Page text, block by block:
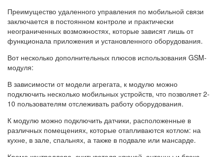
Преимущество удаленного управления по мобильной связи
заключается в постоянном контроле и практически
неограниченных возможностях, которые зависят лишь от
функционала приложения и установленного оборудования.
Вот несколько дополнительных плюсов использования GSM-
модуля:
В зависимости от модели агрегата, к модулю можно
подключить несколько мобильных устройств, что позволяет 2-
10 пользователям отслеживать работу оборудования.
К модулю можно подключить датчики, расположенные в
различных помещениях, которые отапливаются котлом: на
кухне, в зале, спальнях, а также в подвале или мансарде.